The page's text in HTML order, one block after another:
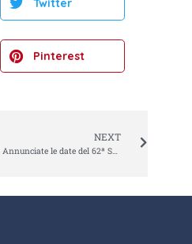
Twitter
Pinterest
NEXT
Annunciate le date del 62ª Salone Nautico Internazionale di Genova